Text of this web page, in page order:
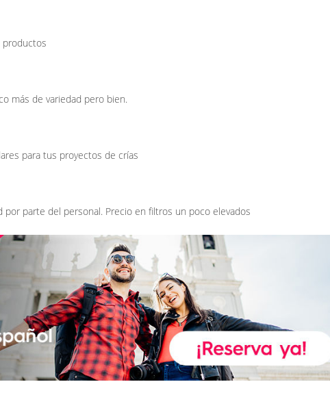
más de variedad pero bien.
para tus proyectos de crías
por parte del personal. Precio en filtros un poco elevados